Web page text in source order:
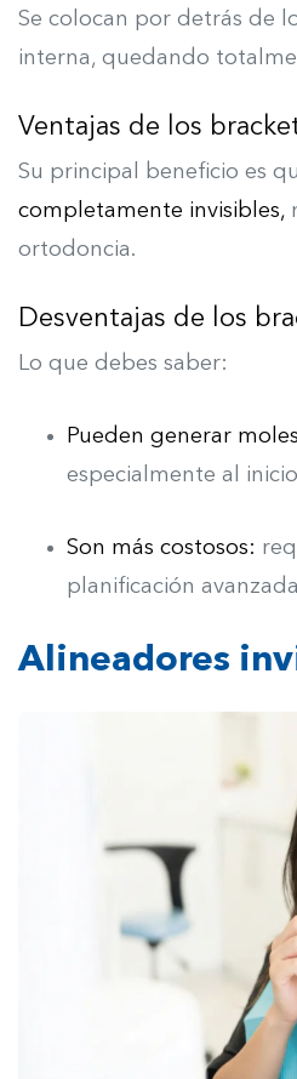
Se colocan por detrás de
interna, quedando
Ventajas de los
Su principal beneficio es
completamente invisibles,
ortodoncia.
Desventajas de los
Lo que debes saber:
Pueden generar
especialmente al
Son más costosos:
planificación
Alineadores